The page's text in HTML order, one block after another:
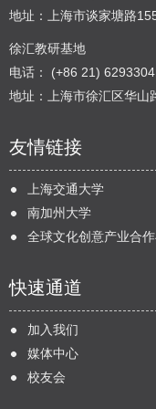
地址：上海市谈家塘路
徐汇教研基地
电话： (+86 21)
地址：上海市徐汇区华山
友情链接
上海交通大学
南加州大学
全球文化创意产业合
快速通道
加入我们
媒体中心
校友会